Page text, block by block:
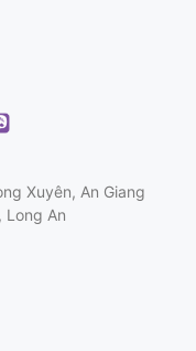
Xuyên, An Giang
Long An